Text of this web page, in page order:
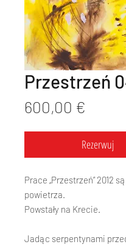
Przestrzeń
600,00 €
Rezerwuj
Prace „Przestrzeń” 2012
powietrza.
Powstały na Krecie.
Jadąc serpentynami